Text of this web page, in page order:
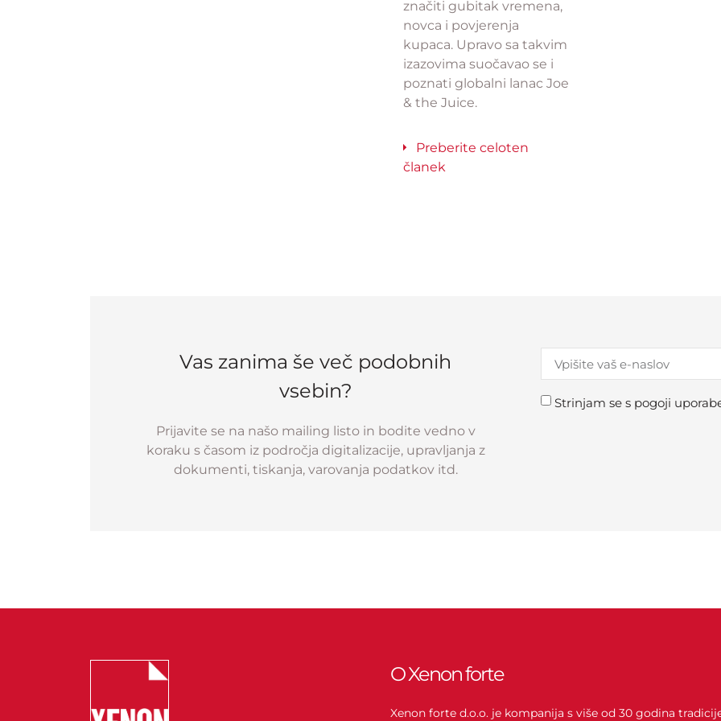
značiti gubitak vremena,
novca i povjerenja
kupaca. Upravo sa takvim
izazovima suočavao se i
poznati globalni lanac Joe
& the Juice.
Preberite celoten
članek
Vas zanima še več podobnih
vsebin?
Prijavite se na našo mailing listo in bodite vedno v
koraku s časom iz področja digitalizacije, upravljanja z
dokumenti, tiskanja, varovanja podatkov itd.
Strinjam se s pogoji
O Xenon forte
Xenon forte d.o.o. je kompanija s više od 30 godina